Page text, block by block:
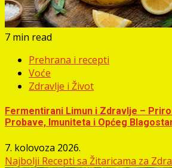
7 min read
Prehrana i recepti
Voće
Zdravlje i Život
Fermentirani Limun i Zdravlje –
Probave, Imuniteta i Općeg
7. kolovoza 2026.
Najbolji Recepti sa Žitaricama za